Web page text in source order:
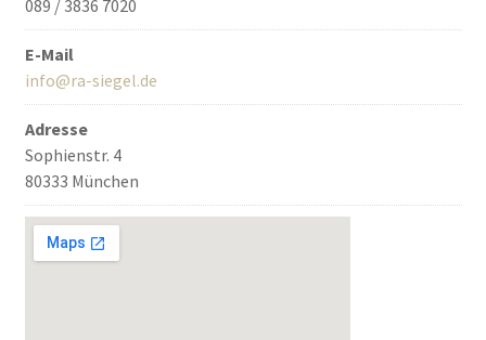
089 / 3836 7020
E-Mail
info@ra-siegel.de
Adresse
Sophienstr. 4
80333 München